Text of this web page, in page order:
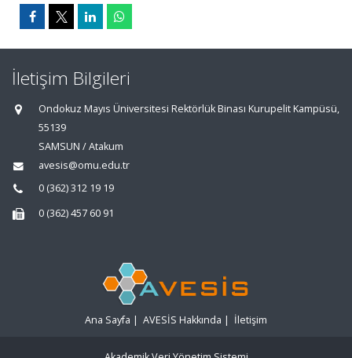
İletişim Bilgileri
Ondokuz Mayıs Üniversitesi Rektörlük Binası Kurupelit Kampüsü,
55139
SAMSUN / Atakum
avesis@omu.edu.tr
0 (362) 312 19 19
0 (362) 457 60 91
Ana Sayfa | AVESİS Hakkında | İletişim